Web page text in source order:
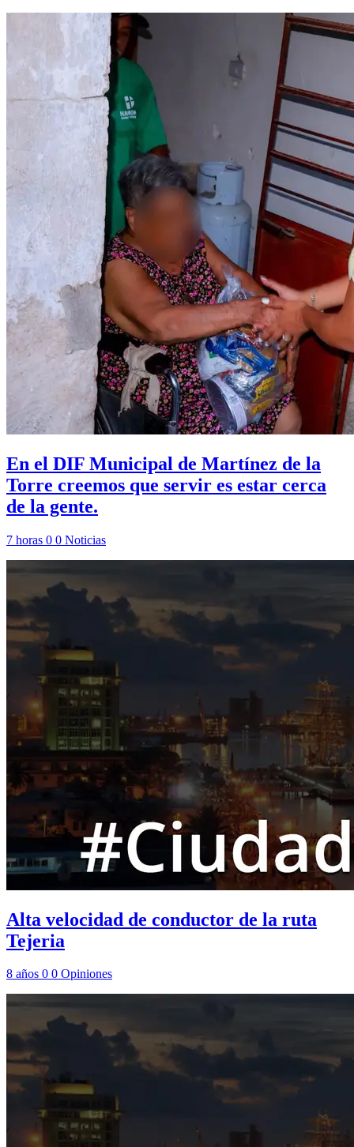
En el DIF Municipal de Martínez de la
Torre creemos que servir es estar cerca
de la gente.
7 horas 0 0 Noticias
Alta velocidad de conductor de la ruta
Tejeria
8 años 0 0 Opiniones